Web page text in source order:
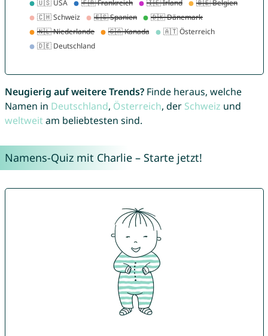
Neugierig auf weitere Trends?Finde heraus, welche
Namen in Deutschland, Österreich, der Schweiz und
weltweitam beliebtesten sind.
Namens-Quiz mit Charlie – Starte jetzt!